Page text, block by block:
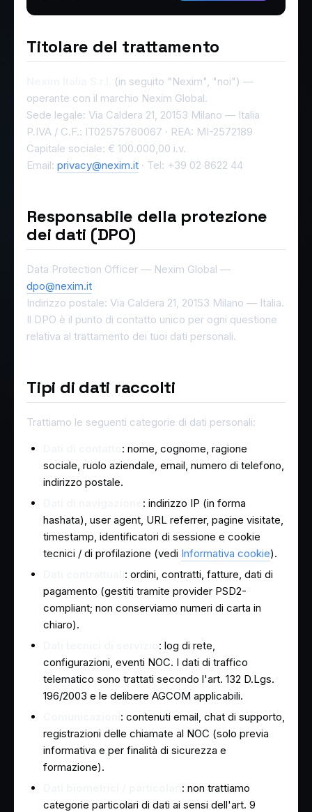
Titolare del trattamento
(in seguito "Nexim", "noi") —
operante con il marchio Nexim Global.
Sede legale: Via Caldera 21, 20153 Milano — Italia
P.IVA / C.F.: IT02575760067 · REA: MI-2572189
Capitale sociale: € 100.000,00 i.v.
Email: privacy@nexim.it · Tel: +39 02 8622 44
Responsabile della protezione
dei dati (DPO)
Data Protection Officer — Nexim Global —
dpo@nexim.it
Indirizzo postale: Via Caldera 21, 20153 Milano — Italia.
Il DPO è il punto di contatto unico per ogni questione
relativa al trattamento dei tuoi dati personali.
Tipi di dati raccolti
Trattiamo le seguenti categorie di dati personali:
: nome, cognome, ragione
sociale, ruolo aziendale, email, numero di telefono,
indirizzo postale.
: indirizzo IP (in forma
hashata), user agent, URL referrer, pagine visitate,
timestamp, identificatori di sessione e cookie
tecnici / di profilazione (vedi Informativa cookie).
: ordini, contratti, fatture, dati di
pagamento (gestiti tramite provider PSD2-
compliant; non conserviamo numeri di carta in
chiaro).
: log di rete,
configurazioni, eventi NOC. I dati di traffico
telematico sono trattati secondo l'art. 132 D.Lgs.
196/2003 e le delibere AGCOM applicabili.
: contenuti email, chat di supporto,
registrazioni delle chiamate al NOC (solo previa
informativa e per finalità di sicurezza e
formazione).
: non trattiamo
categorie particolari di dati ai sensi dell'art. 9